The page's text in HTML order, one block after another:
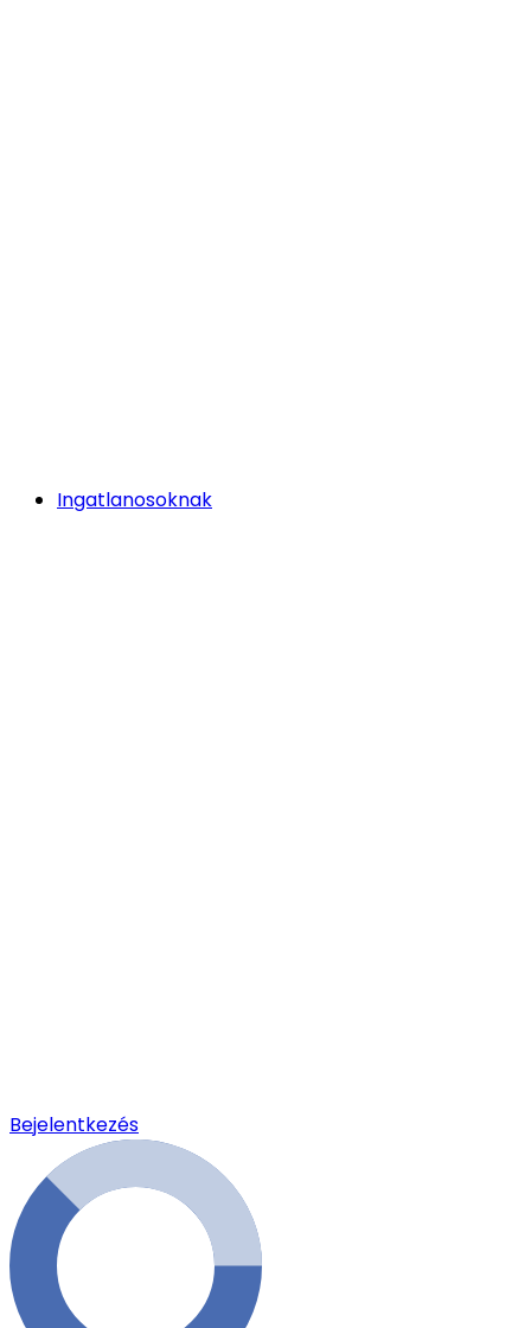
Ingatlanosoknak
Bejelentkezés